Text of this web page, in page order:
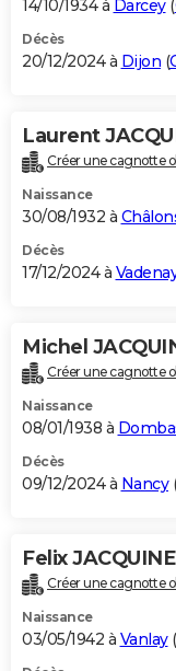
14/10/1934 à Darcey(
Décès
20/12/2024 à Dijon (
Laurent
Créer une cagnotte
Naissance
30/08/1932 à
Décès
17/12/2024 à
Michel
Créer une cagnotte
Naissance
08/01/1938 à
Décès
09/12/2024 à Nancy(
Felix
Créer une cagnotte
Naissance
03/05/1942 à Vanlay(